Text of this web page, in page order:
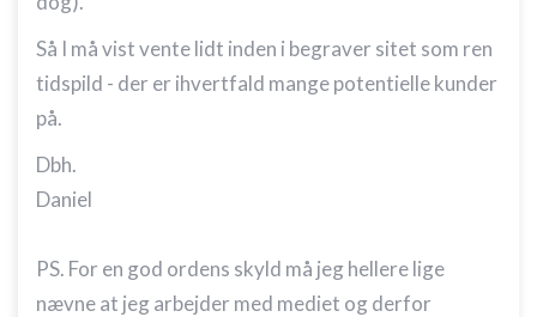
Så I må vist vente lidt inden i begraver sitet som ren
tidspild - der er ihvertfald mange potentielle kunder
på.
Dbh.
Daniel
PS. For en god ordens skyld må jeg hellere lige
nævne at jeg arbejder med mediet og derfor